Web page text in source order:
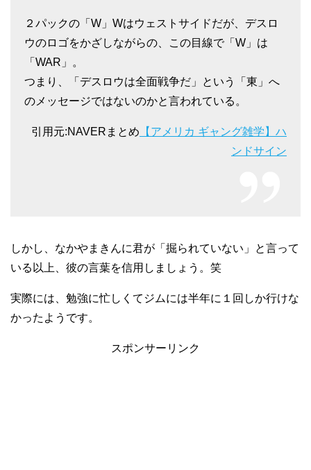
２パックの「W」Wはウェストサイドだが、デスロ
ウのロゴをかざしながらの、この目線で「W」は
「WAR」。
つまり、「デスロウは全面戦争だ」という「東」へ
のメッセージではないのかと言われている。
引用元:NAVERまとめ 【アメリカ ギャング雑学】ハ
ンドサイン
しかし、なかやまきんに君が「掘られていない」と言って
いる以上、彼の言葉を信用しましょう。笑
実際には、勉強に忙しくてジムには半年に１回しか行けな
かったようです。
スポンサーリンク